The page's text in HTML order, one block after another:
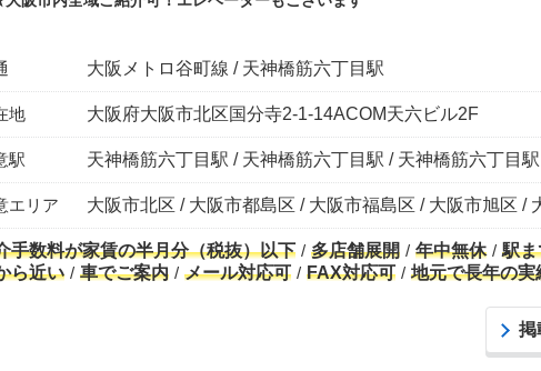
大阪メトロ谷町線 / 天神橋筋六丁目駅
地 大阪府大阪市北区国分寺2-1-14ACOM天六ビル2F
駅 天神橋筋六丁目駅 / 天神橋筋六丁目駅 / 天神橋筋六丁目
エリア 大阪市北区 / 大阪市都島区 / 大阪市福島区 / 大阪市旭区 /
手数料が家賃の半月分（税抜）以下 多店舗展開 年中無休
駅
ら近い
車でご案内 メール対応可 FAX対応可 地元で長年の実
掲